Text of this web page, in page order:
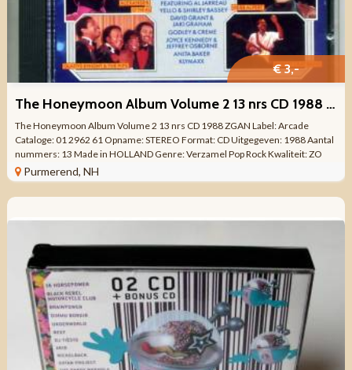
€ 3,-
The Honeymoon Album Volume 2 13 nrs CD 1988 ZGAN
The Honeymoon Album Volume 2 13 nrs CD 1988 ZGAN Label: Arcade
Cataloge: 01 2962 61 Opname: STEREO Format: CD Uitgegeven: 1988 Aantal
nummers: 13 Made in HOLLAND Genre: Verzamel Pop Rock Kwaliteit: ZO
GOED ALS NIEUW Tracklist ...
Purmerend, NH